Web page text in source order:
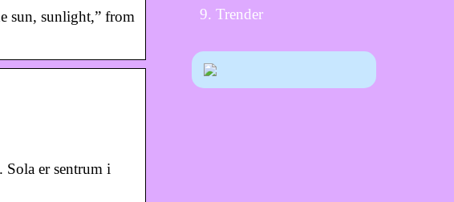
sun, sunlight,” from
er sentrum i
Trender